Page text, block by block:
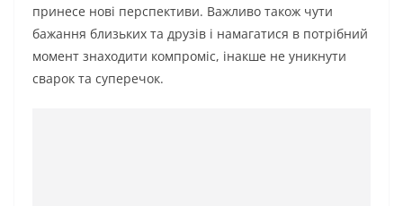
принесе нові перспективи. Важливо також чути
бажання близьких та друзів і намагатися в потрібний
момент знаходити компроміс, інакше не уникнути
сварок та суперечок.